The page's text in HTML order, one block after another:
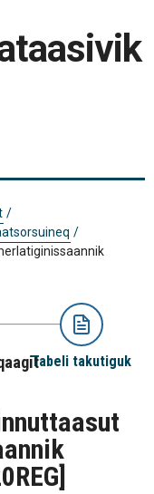
/
/
Tabeli takutiguk